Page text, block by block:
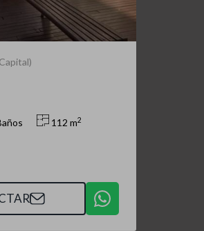
112 m2